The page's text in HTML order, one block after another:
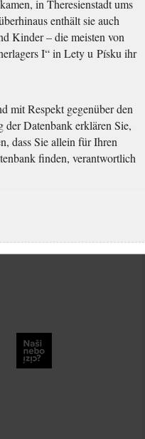
in Theresienstadt ums
enthält sie auch
Kinder – die meisten von
I“ in Lety u Písku ihr
mit Respekt gegenüber den
Datenbank erklären Sie,
dass Sie allein für Ihren
finden, verantwortlich